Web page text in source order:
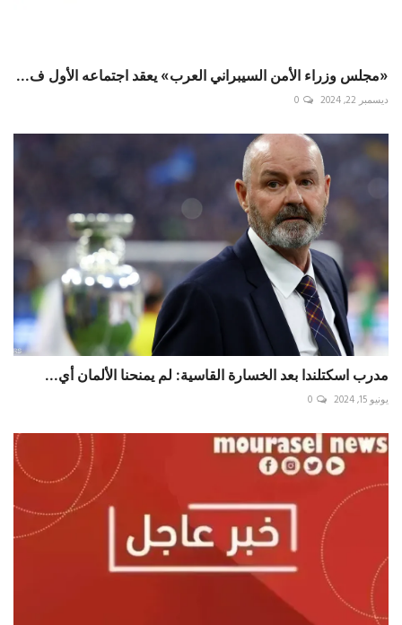
«مجلس وزراء الأمن السيبراني العرب» يعقد اجتماعه الأول ف...
ديسمبر 22, 2024 0
مدرب اسكتلندا بعد الخسارة القاسية: لم يمنحنا الألمان أي...
يونيو 15, 2024 0